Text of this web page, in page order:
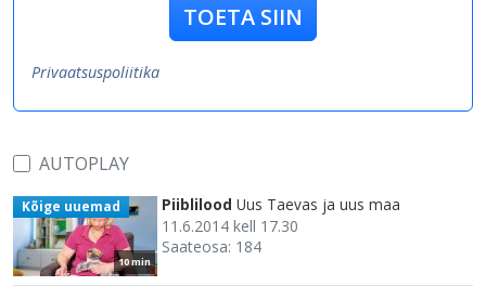
TOETA SIIN
Privaatsuspoliitika
AUTOPLAY
10 min
Kõige uuemad Piiblilood Uus Taevas ja uus maa
11.6.2014 kell 17.30
Saateosa: 184